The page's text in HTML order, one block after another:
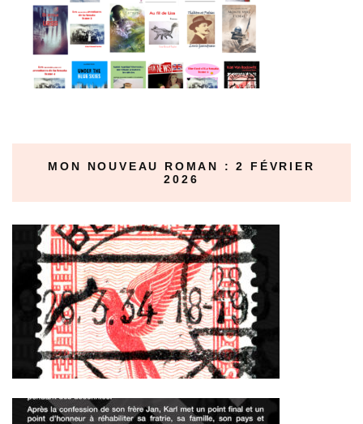
MON NOUVEAU ROMAN : 2 FÉVRIER
2026